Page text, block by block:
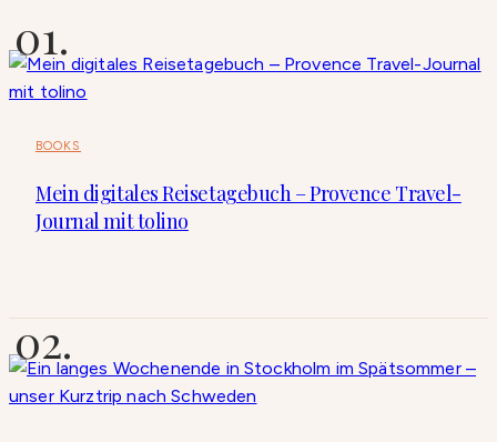
BOOKS
Mein digitales Reisetagebuch – Provence Travel-
Journal mit tolino